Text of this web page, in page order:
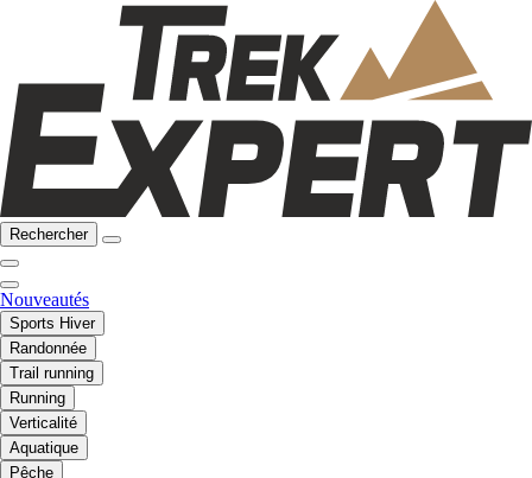
Rechercher
Nouveautés
Sports Hiver
Randonnée
Trail running
Running
Verticalité
Aquatique
Pêche